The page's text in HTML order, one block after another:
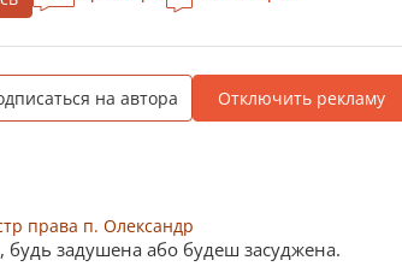
на автора Отключить рекламу
права п. Олександр
будь задушена або будеш засуджена.